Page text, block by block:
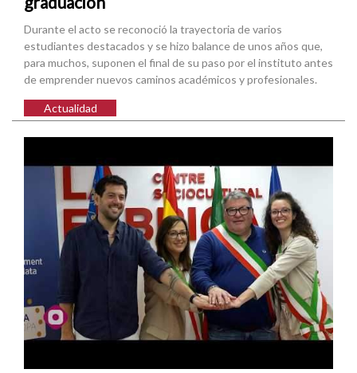
Durante el acto se reconoció la trayectoria de varios
estudiantes destacados y se hizo balance de unos años que,
para muchos, suponen el final de su paso por el instituto antes
de emprender nuevos caminos académicos y profesionales.
Actualidad